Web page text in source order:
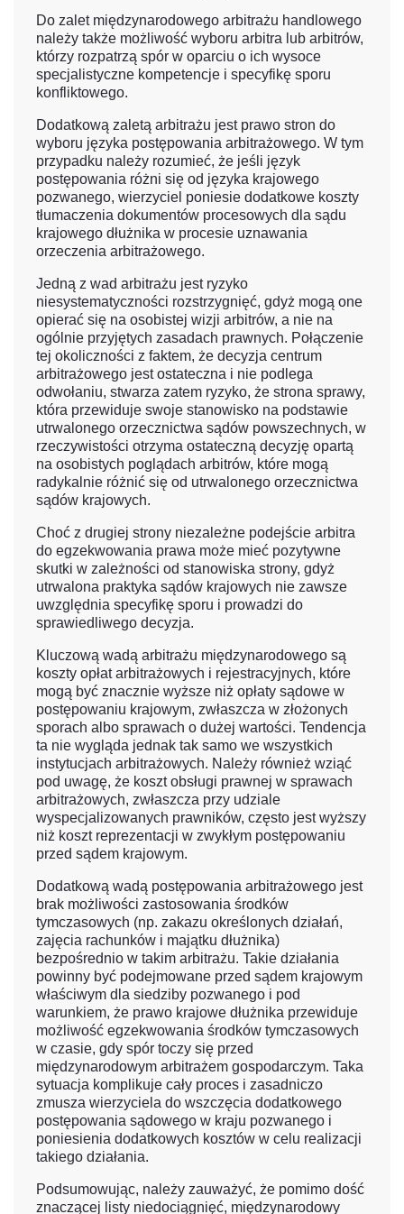
Do zalet międzynarodowego arbitrażu handlowego
należy także możliwość wyboru arbitra lub arbitrów,
którzy rozpatrzą spór w oparciu o ich wysoce
specjalistyczne kompetencje i specyfikę sporu
konfliktowego.
Dodatkową zaletą arbitrażu jest prawo stron do
wyboru języka postępowania arbitrażowego. W tym
przypadku należy rozumieć, że jeśli język
postępowania różni się od języka krajowego
pozwanego, wierzyciel poniesie dodatkowe koszty
tłumaczenia dokumentów procesowych dla sądu
krajowego dłużnika w procesie uznawania
orzeczenia arbitrażowego.
Jedną z wad arbitrażu jest ryzyko
niesystematyczności rozstrzygnięć, gdyż mogą one
opierać się na osobistej wizji arbitrów, a nie na
ogólnie przyjętych zasadach prawnych. Połączenie
tej okoliczności z faktem, że decyzja centrum
arbitrażowego jest ostateczna i nie podlega
odwołaniu, stwarza zatem ryzyko, że strona sprawy,
która przewiduje swoje stanowisko na podstawie
utrwalonego orzecznictwa sądów powszechnych, w
rzeczywistości otrzyma ostateczną decyzję opartą
na osobistych poglądach arbitrów, które mogą
radykalnie różnić się od utrwalonego orzecznictwa
sądów krajowych.
Choć z drugiej strony niezależne podejście arbitra
do egzekwowania prawa może mieć pozytywne
skutki w zależności od stanowiska strony, gdyż
utrwalona praktyka sądów krajowych nie zawsze
uwzględnia specyfikę sporu i prowadzi do
sprawiedliwego decyzja.
Kluczową wadą arbitrażu międzynarodowego są
koszty opłat arbitrażowych i rejestracyjnych, które
mogą być znacznie wyższe niż opłaty sądowe w
postępowaniu krajowym, zwłaszcza w złożonych
sporach albo sprawach o dużej wartości. Tendencja
ta nie wygląda jednak tak samo we wszystkich
instytucjach arbitrażowych. Należy również wziąć
pod uwagę, że koszt obsługi prawnej w sprawach
arbitrażowych, zwłaszcza przy udziale
wyspecjalizowanych prawników, często jest wyższy
niż koszt reprezentacji w zwykłym postępowaniu
przed sądem krajowym.
Dodatkową wadą postępowania arbitrażowego jest
brak możliwości zastosowania środków
tymczasowych (np. zakazu określonych działań,
zajęcia rachunków i majątku dłużnika)
bezpośrednio w takim arbitrażu. Takie działania
powinny być podejmowane przed sądem krajowym
właściwym dla siedziby pozwanego i pod
warunkiem, że prawo krajowe dłużnika przewiduje
możliwość egzekwowania środków tymczasowych
w czasie, gdy spór toczy się przed
międzynarodowym arbitrażem gospodarczym. Taka
sytuacja komplikuje cały proces i zasadniczo
zmusza wierzyciela do wszczęcia dodatkowego
postępowania sądowego w kraju pozwanego i
poniesienia dodatkowych kosztów w celu realizacji
takiego działania.
Podsumowując, należy zauważyć, że pomimo dość
znaczącej listy niedociągnięć, międzynarodowy